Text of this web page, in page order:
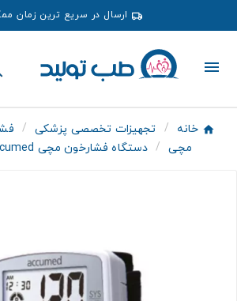
ارسال در سریع ترین زمان
خانه تجهیزات تخصصی پزشکی
مچی
دستگاه فشارخون مچی accumed مدل BC351